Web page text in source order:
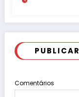
Comentários